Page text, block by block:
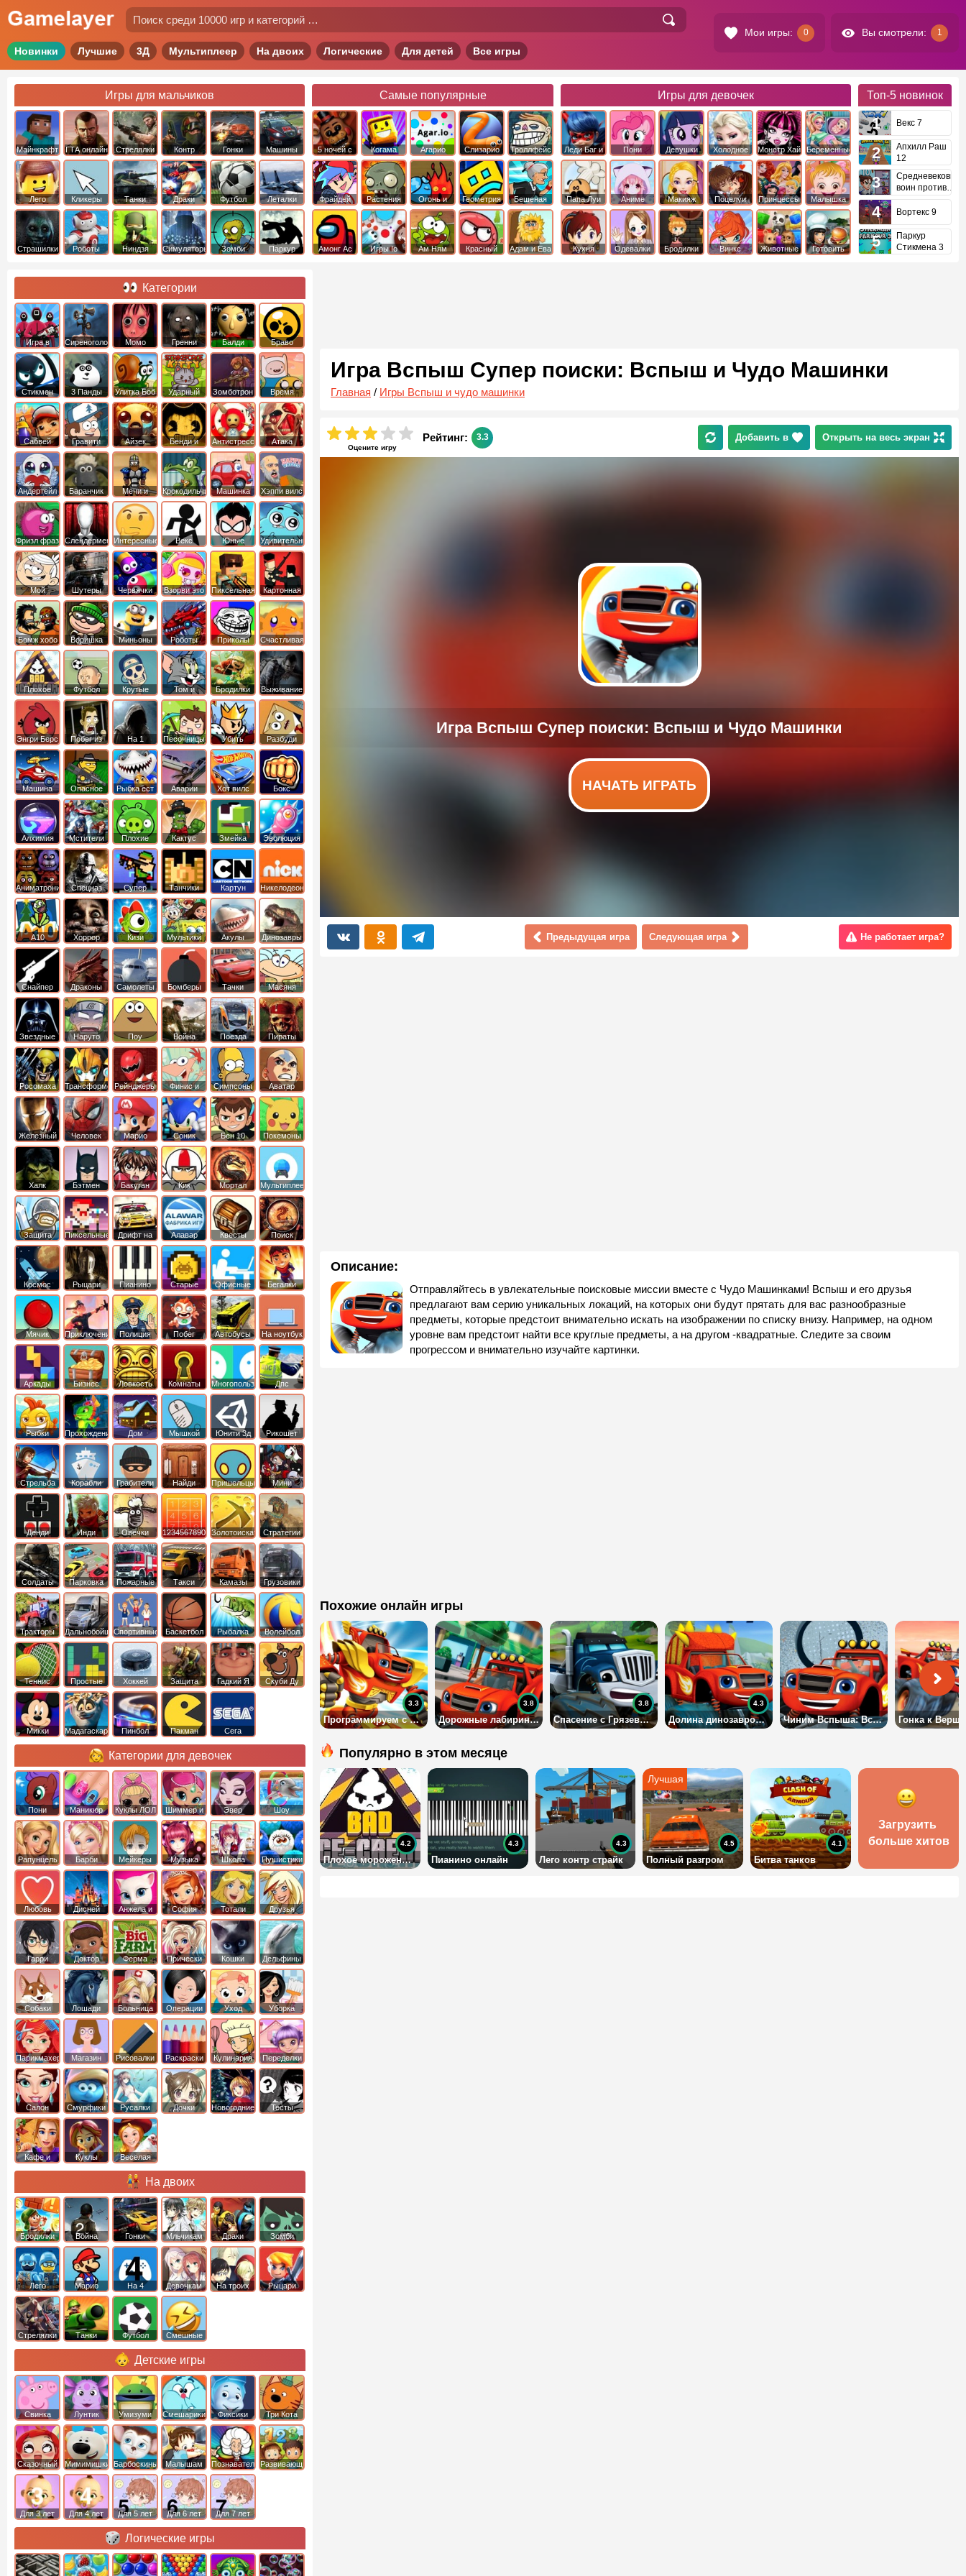
Мои игры: 0 Вы смотрели: 1
Новинки Лучшие 3Д Мультиплеер На двоих Логические Для детей Все игры
Игры для мальчиков
Майнкрафт ГТА онлайн Стрелялки
Контр
Страйк
Гонки Машины
Лего Кликеры Танки Драки Футбол Леталки
Страшилки Роботы Ниндзя Симуляторы Зомби Паркур
Самые популярные
5 ночей с
фредди
Когама Агарио Слизарио
Троллфейс
квест
Фрайдей
Найт
Фанкин
Растения
против
Зомби
Огонь и
Вода
Геометрия
Даш
Бешеная
бабка
сбежала из
психушки
Амонг Ас Игры Io Ам Ням
Красный
Адам и Ева
Игры для девочек
Леди Баг и
Супер Кот
Пони
Дружба это
Девушки
Эквестрии
Холодное
Сердце
Монстр Хай Беременные
Папа Луи Аниме Макияж Поцелуи
Принцессы
Диснея
Малышка
Хейзел
Кухня
Одевалки Бродилки Винкс Животные
Готовить
Топ-5 новинок
Векс 7
Апхилл Раш
12
Средневековый
воин против
Вортекс 9
Паркур
Стикмена 3
Игра Вспыш Супер поиски: Вспыш и Чудо Машинки
Главная / Игры Вспыш и чудо машинки
Оцените игру
Рейтинг: 3.3 Добавить в Открыть на весь экран
НАЧАТЬ ИГРАТЬ
Предыдущая игра Следующая игра Не работает игра?
Описание:
Отправляйтесь в увлекательные поисковые миссии вместе с Чудо Машинками! Вспыш и его друзья
предлагают вам серию уникальных локаций, на которых они будут прятать для вас разнообразные
предметы, которые предстоит внимательно искать на изображении по списку внизу. Например, на одном
уровне вам предстоит найти все круглые предметы, а на другом -квадратные. Следите за своим
прогрессом и внимательно изучайте картинки.
Похожие онлайн игры
Программируем с Робогонщиками: Вспыш и Чудо Машинки
3.3
Дорожные лабиринты: Вспыш и Чудо Машинки
3.8
Спасение с Грязевой горы: Вспыш и Чудо Машинки
3.8
Долина динозавров: Вспыш и Чудо Машинки
4.3
Чиним Вспыша: Вспыш и Чудо Машинки
Популярно в этом месяце
Плохое мороженое 1 на двоих
4.2
Пианино онлайн
4.3
Лего контр страйк
4.3
Полный разгром
4.5
Битва танков
4.1
Загрузить
больше хитов
Категории
Игра в
Кальмара
Сиреноголовый Момо Гренни Балди
Браво
Старс
Стикмен 3 Панды Улитка Боб
Ударный
отряд котят
Зомботрон
Время
Приключений
Сабвей
Серф
Гравити
Фолз
Айзек
Бенди и
Чернильная
машина
Антистресс
Атака
Титанов
Андертейл
Баранчик
Шон
Мечи и
Сандали
Крокодильчик
Свомпи
Машинка
Вилли
Хэппи вилс
Фризл фраз Слендермен Интересные Векс
Юные
титаны
вперед
Удивительный
мир
Гамбола
Мой
шумный
дом
Шутеры Червячки Взорви это
Пиксельная
война
Картонная
башка
Бомж хобо
Воришка
боб
Миньоны
Роботы
динозавры
Приколы
Счастливая
обезьянка
Плохое
мороженое
Футбол
головами
Крутые
Том и
джерри
Бродилки
Приключения
Выживание
Энгри Берс
Побег из
тюрьмы
На 1 Песочницы
Убить
короля
Разбуди
коробку
Машина
ест
машину
Опасное
оружие
Рыбка ест
рыбку
Аварии
машин
Хот вилс Бокс
Алхимия Мстители
Плохие
свинки
Кактус
маккой
Змейка Эволюция
Аниматроники Спецназ
Супер
бойцы
Танчики
Картун
нетворк
Никелодеон
А10 Хоррор Кизи Мультики Акулы Динозавры
Снайпер Драконы Самолеты Бомберы Тачки Масяня
Звездные
войны
Наруто Поу Война Поезда
Пираты
Карибского
Моря
Росомаха ТрансформерыРейнджеры
Самураи
Финис и
Ферб
Симпсоны
Аватар
легенда об
Аанге
Железный
человек
Человек
Паук
Марио Соник Бен 10 Покемоны
Халк Бэтмен Бакуган
Кик
Бутовский
Мортал
комбат
Мультиплеер
Защита
королевства
Пиксельные
Дрифт на
машинах
Алавар Квесты
Поиск
предметов
Космос Рыцари Пианино Старые Офисные Бегалки
Мячик Приключения Полиция Побег Автобусы На ноутбук
Аркады
Бизнес
симуляторы
Ловкость Комнаты Многопользовательские
Дпс
Рыбки Прохождение Дом Мышкой Юнити 3д Рикошет
Cтрельба
из лука
Корабли Грабители
Найди
выход
Пришельцы Мини
Денди Инди
Овечки
идут домой
1234567890 ЗолотоискательСтратегии
Солдаты
Парковка
машин
Пожарные
машины
Такси Камазы Грузовики
Тракторы ДальнобойщикиСпортивные Баскетбол Рыбалка Волейбол
Теннис Простые Хоккей
Защита
башни
Гадкий Я Скуби Ду
Микки
Мадагаскар Пинбол Пакман Сега
Категории для девочек
Пони
креатор
Маникюр Куклы ЛОЛ
Шиммер и
Шайн
Эвер
Афтер Хай
Шоу
дельфинов
Рапунцель Барби Мейкеры Музыка Школа Пушистики
Любовь Дисней
Анжела и
том
София
Прекрасная
Тотали
Спайс
Друзья
ангелов
Гарри
Поттер
Доктор
Плюшева
Ферма Прически Кошки Дельфины
Собаки Лошади Больница Операции Уход Уборка
Парикмахер Магазин Рисовалки Раскраски Кулинария Переделки
Салон Смурфики Русалки Дочки Новогодние Тесты
Кафе и
Куклы
Веселая
На двоих
Бродилки Война Гонки Мльчикам Драки Зомби
Лего Марио На 4 Девочкам На троих Рыцари
Стрелялки Танки Футбол Смешные
Детские игры
Свинка
Пеппа
Лунтик Умизуми Смешарики Фиксики Три Кота
Сказочный
патруль
Мимимишки Барбоскины Малышам ПознавательныеРазвивающие
Для 3 лет Для 4 лет Для 5 лет Для 6 лет Для 7 лет
Логические игры